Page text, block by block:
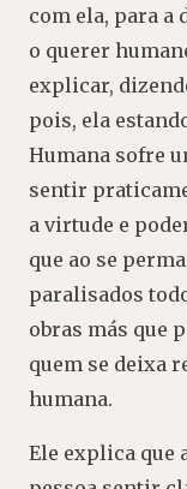
com ela, para a
o querer
explicar,
pois, ela
Humana sofre
sentir
a virtude e
que ao se
paralisados
obras más que
quem se deixa
humana.
Ele explica que